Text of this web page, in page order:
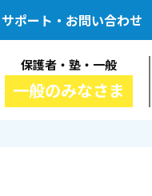
サポート・お問い合わせ
保護者・塾・一般
一般のみなさま